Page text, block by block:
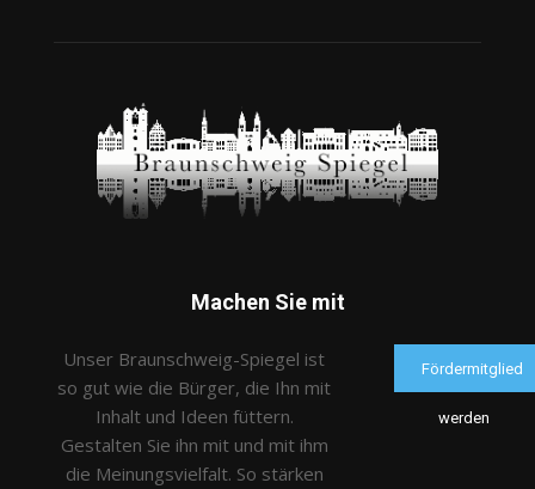
Machen Sie mit
Unser Braunschweig-Spiegel ist
so gut wie die Bürger, die Ihn mit
Inhalt und Ideen füttern.
Gestalten Sie ihn mit und mit ihm
die Meinungsvielfalt. So stärken
Fördermitglied
werden